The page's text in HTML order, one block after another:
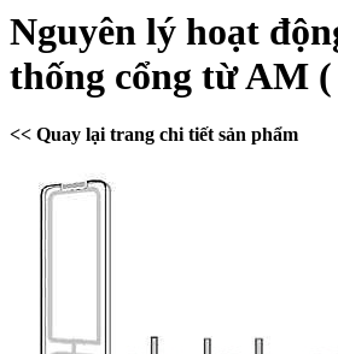
Nguyên lý hoạt
thống cổng từ AM
<< Quay lại trang chi tiết sản phẩm